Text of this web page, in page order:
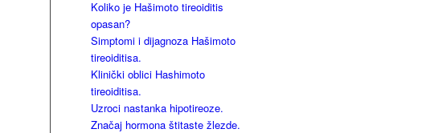
Koliko je Hašimoto tireoiditis
opasan?
Simptomi i dijagnoza Hašimoto
tireoiditisa.
Klinički oblici Hashimoto
tireoiditisa.
Uzroci nastanka hipotireoze.
Značaj hormona štitaste žlezde.